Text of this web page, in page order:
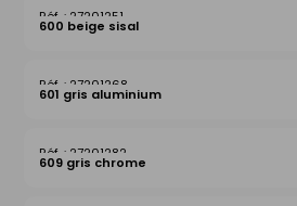
27201251
600 beige sisal
27201268
601 gris aluminium
27201282
609 gris chrome